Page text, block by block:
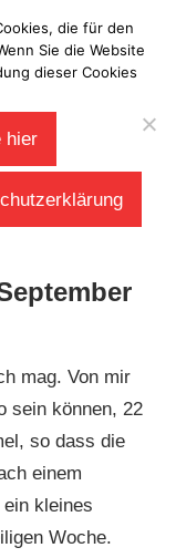
mag. Von mir
sein können, 22
so dass die
einem
kleines
Woche.
die für den
Sie die Website
dieser Cookies
hier